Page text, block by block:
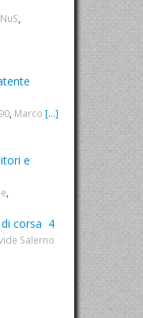
Marco [...]
e
corsa 4
Salerno